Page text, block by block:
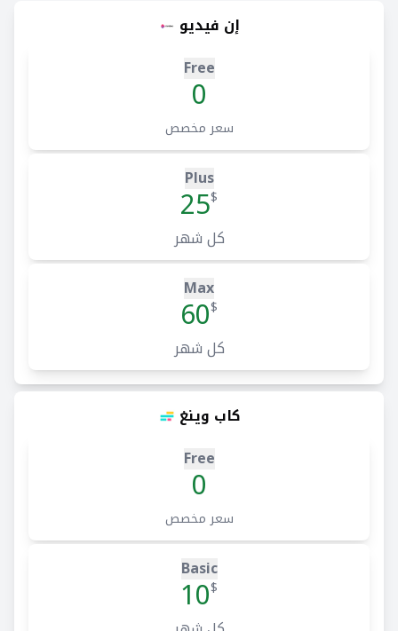
إن فيديو
Free
0
سعر مخصص
Plus
$
25
كل شهر
Max
$
60
كل شهر
كاب وينغ
Free
0
سعر مخصص
Basic
$
10